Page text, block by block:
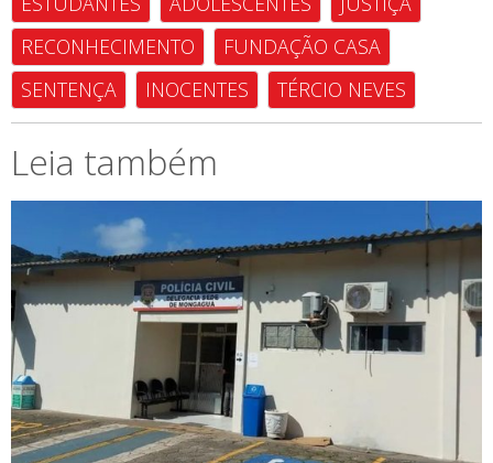
RECONHECIMENTO
FUNDAÇÃO CASA
SENTENÇA
INOCENTES TÉRCIO NEVES
Leia também